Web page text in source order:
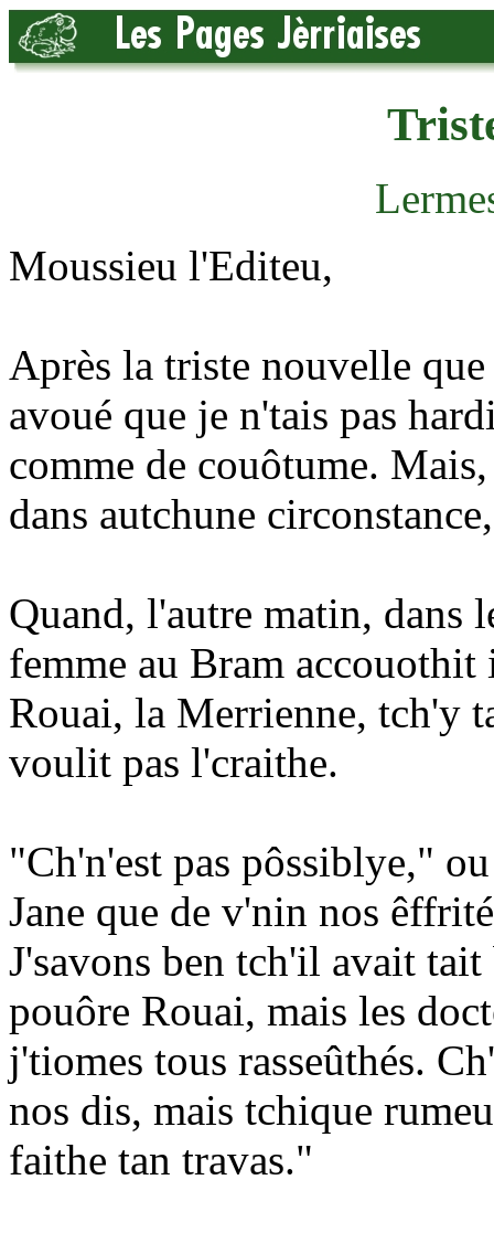
Moussieu l'Editeu,
Après la triste nouvelle
avoué que je n'tais pas
comme de couôtume.
dans autchune
Quand, l'autre matin, dans
femme au Bram
Rouai, la Merrienne, tch'y
voulit pas l'craithe.
"Ch'n'est pas pôssiblye,"
Jane que de v'nin nos
J'savons ben tch'il avait
pouôre Rouai, mais les
j'tiomes tous rasseûthés.
nos dis, mais tchique
faithe tan travas."